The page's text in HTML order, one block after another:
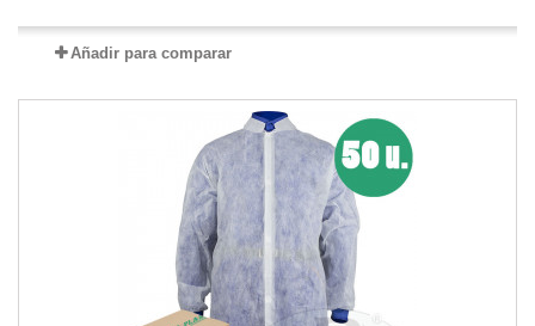
Añadir para comparar